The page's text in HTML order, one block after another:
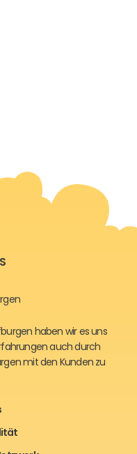
haben wir es uns
auch durch
mit den Kunden zu